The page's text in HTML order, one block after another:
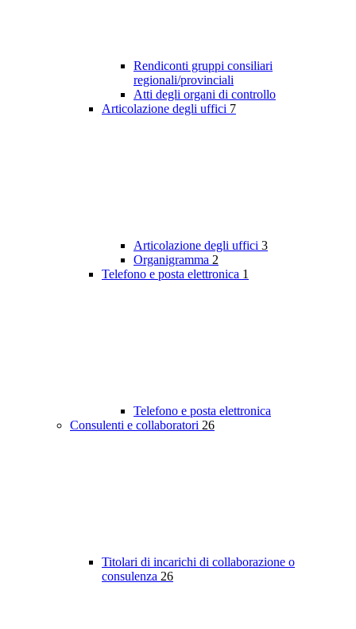
Rendiconti gruppi consiliari
regionali/provinciali
Atti degli organi di controllo
Articolazione degli uffici 7
Articolazione degli uffici 3
Organigramma 2
Telefono e posta elettronica 1
Telefono e posta elettronica
Consulenti e collaboratori 26
Titolari di incarichi di collaborazione o
consulenza 26